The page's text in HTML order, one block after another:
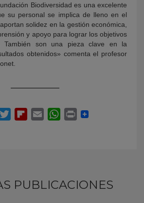
Biodiversidad es una excelente
su personal se implica de lleno en el
solidez en la gestión económica,
y apoyo para lograr los objetivos
También son una pieza clave en la
obtenidos» comenta el profesor
PUBLICACIONES